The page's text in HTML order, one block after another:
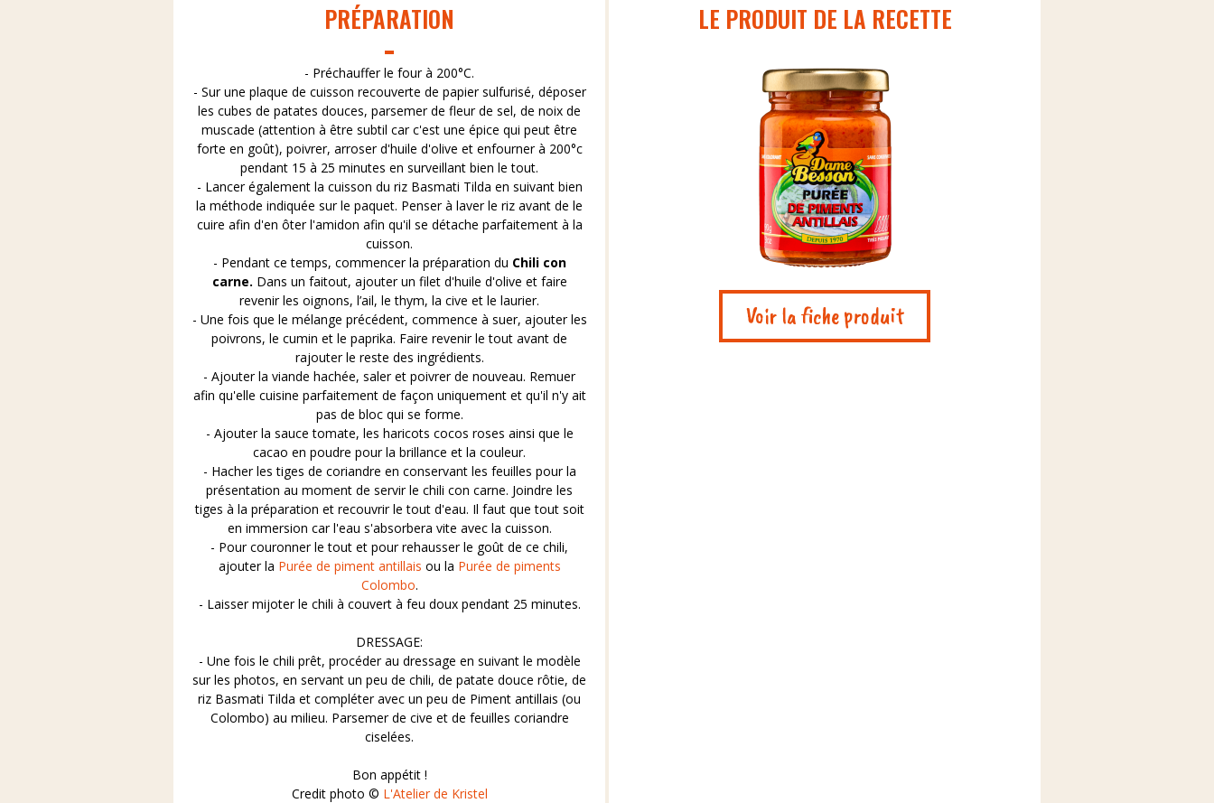
PRÉPARATION
- Préchauffer le four à 200°C.
- Sur une plaque de cuisson recouverte de papier sulfurisé, déposer
les cubes de patates douces, parsemer de fleur de sel, de noix de
muscade (attention à être subtil car c'est une épice qui peut être
forte en goût), poivrer, arroser d'huile d'olive et enfourner à 200°c
pendant 15 à 25 minutes en surveillant bien le tout.
- Lancer également la cuisson du riz Basmati Tilda en suivant bien
la méthode indiquée sur le paquet. Penser à laver le riz avant de le
cuire afin d'en ôter l'amidon afin qu'il se détache parfaitement à la
cuisson.
- Pendant ce temps, commencer la préparation du Chili con
carne. Dans un faitout, ajouter un filet d'huile d'olive et faire
revenir les oignons, l’ail, le thym, la cive et le laurier.
- Une fois que le mélange précédent, commence à suer, ajouter les
poivrons, le cumin et le paprika. Faire revenir le tout avant de
rajouter le reste des ingrédients.
- Ajouter la viande hachée, saler et poivrer de nouveau. Remuer
afin qu'elle cuisine parfaitement de façon uniquement et qu'il n'y ait
pas de bloc qui se forme.
- Ajouter la sauce tomate, les haricots cocos roses ainsi que le
cacao en poudre pour la brillance et la couleur.
- Hacher les tiges de coriandre en conservant les feuilles pour la
présentation au moment de servir le chili con carne. Joindre les
tiges à la préparation et recouvrir le tout d'eau. Il faut que tout soit
en immersion car l'eau s'absorbera vite avec la cuisson.
- Pour couronner le tout et pour rehausser le goût de ce chili,
ajouter la Purée de piment antillais ou la Purée de piments
Colombo.
- Laisser mijoter le chili à couvert à feu doux pendant 25 minutes.
DRESSAGE:
- Une fois le chili prêt, procéder au dressage en suivant le modèle
sur les photos, en servant un peu de chili, de patate douce rôtie, de
riz Basmati Tilda et compléter avec un peu de Piment antillais (ou
Colombo) au milieu. Parsemer de cive et de feuilles coriandre
ciselées.
Bon appétit !
Credit photo © L'Atelier de Kristel
LE PRODUIT DE LA RECETTE
Voir la fiche produit